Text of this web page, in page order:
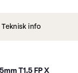
Teknisk info
T1.5 FP X